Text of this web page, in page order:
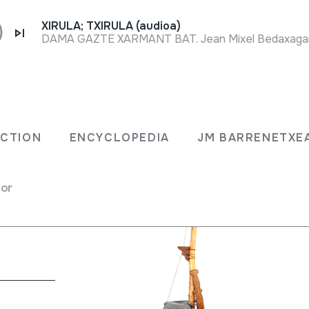
ENCYCLOPEDIA JM
XIRULA; TXIRULA (audioa)
DAMA GAZTE XARMANT BAT. Jean Mixel